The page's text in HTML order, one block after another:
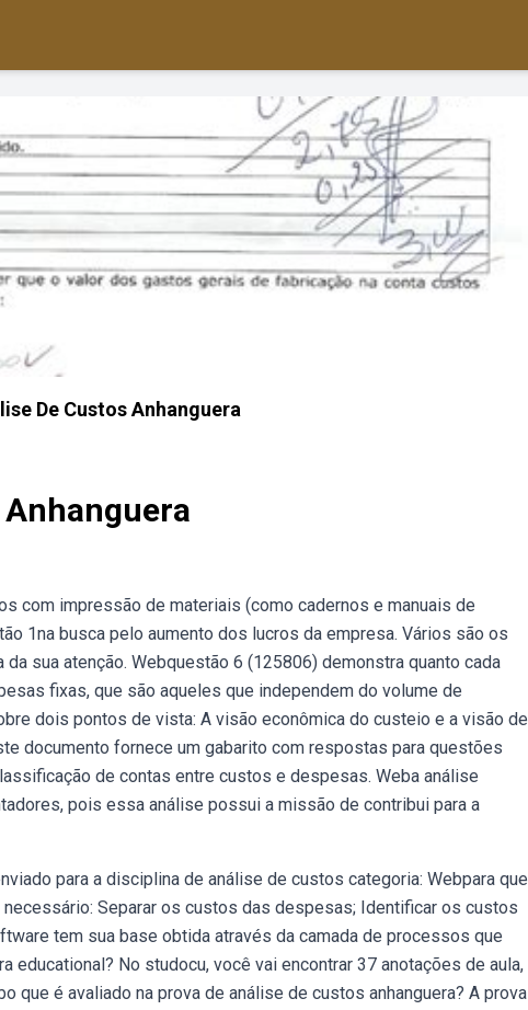
De Custos Anhanguera
Anhanguera
com impressão de materiais (como cadernos e manuais de
1na busca pelo aumento dos lucros da empresa. Vários são os
sua atenção. Webquestão 6 (125806) demonstra quanto cada
fixas, que são aqueles que independem do volume de
dois pontos de vista: A visão econômica do custeio e a visão de
documento fornece um gabarito com respostas para questões
de contas entre custos e despesas. Weba análise
pois essa análise possui a missão de contribui para a
para a disciplina de análise de custos categoria: Webpara que
Separar os custos das despesas; Identificar os custos
tem sua base obtida através da camada de processos que
educational? No studocu, você vai encontrar 37 anotações de aula,
que é avaliado na prova de análise de custos anhanguera? A prova